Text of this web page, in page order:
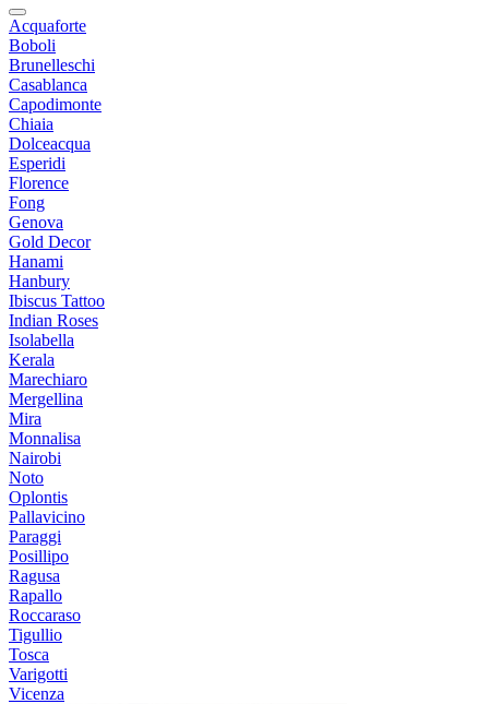
Acquaforte
Boboli
Brunelleschi
Casablanca
Capodimonte
Chiaia
Dolceacqua
Esperidi
Florence
Fong
Genova
Gold Decor
Hanami
Hanbury
Ibiscus Tattoo
Indian Roses
Isolabella
Kerala
Marechiaro
Mergellina
Mira
Monnalisa
Nairobi
Noto
Oplontis
Pallavicino
Paraggi
Posillipo
Ragusa
Rapallo
Roccaraso
Tigullio
Tosca
Varigotti
Vicenza